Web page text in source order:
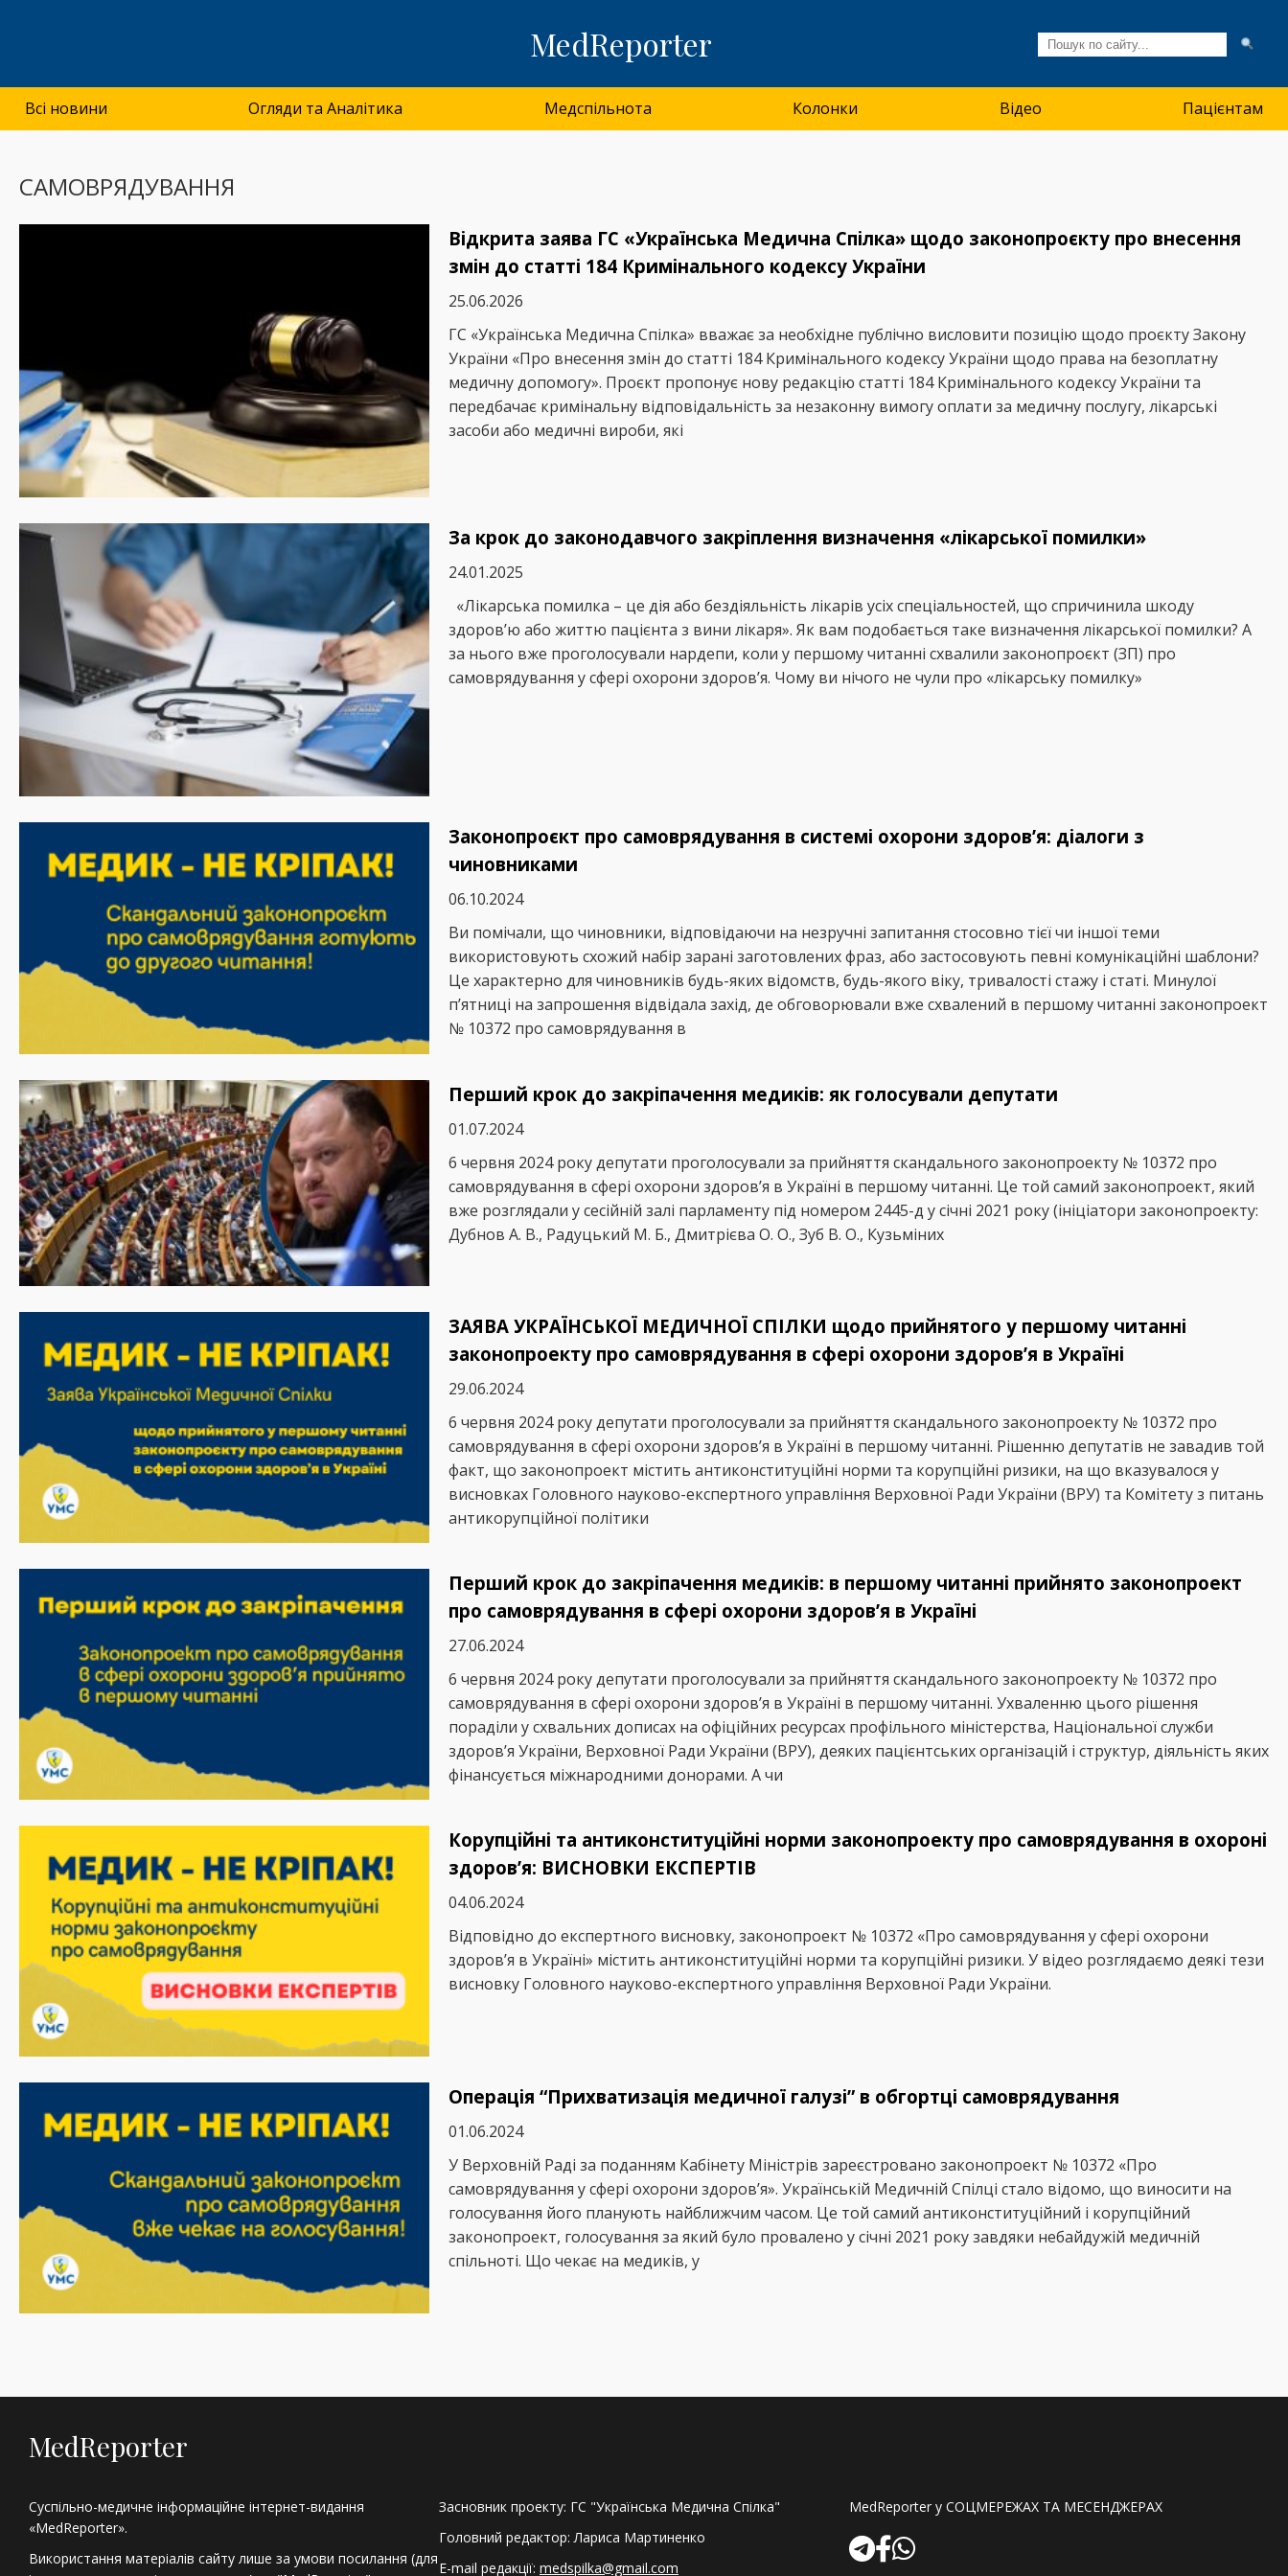
MedReporter
Всі новини Огляди та Аналітика Медспільнота Колонки Відео Пацієнтам
САМОВРЯДУВАННЯ
Відкрита заява ГС «Українська Медична Спілка» щодо законопроєкту про внесення
змін до статті 184 Кримінального кодексу України
25.06.2026
ГС «Українська Медична Спілка» вважає за необхідне публічно висловити позицію щодо проєкту Закону
України «Про внесення змін до статті 184 Кримінального кодексу України щодо права на безоплатну
медичну допомогу». Проєкт пропонує нову редакцію статті 184 Кримінального кодексу України та
передбачає кримінальну відповідальність за незаконну вимогу оплати за медичну послугу, лікарські
засоби або медичні вироби, які
За крок до законодавчого закріплення визначення «лікарської помилки»
24.01.2025
«Лікарська помилка – це дія або бездіяльність лікарів усіх спеціальностей, що спричинила шкоду
здоров’ю або життю пацієнта з вини лікаря». Як вам подобається таке визначення лікарської помилки? А
за нього вже проголосували нардепи, коли у першому читанні схвалили законопроєкт (ЗП) про
самоврядування у сфері охорони здоров’я. Чому ви нічого не чули про «лікарську помилку»
Законопроєкт про самоврядування в системі охорони здоров’я: діалоги з
чиновниками
06.10.2024
Ви помічали, що чиновники, відповідаючи на незручні запитання стосовно тієї чи іншої теми
використовують схожий набір зарані заготовлених фраз, або застосовують певні комунікаційні шаблони?
Це характерно для чиновників будь-яких відомств, будь-якого віку, тривалості стажу і статі. Минулої
п’ятниці на запрошення відвідала захід, де обговорювали вже схвалений в першому читанні законопроект
№ 10372 про самоврядування в
Перший крок до закріпачення медиків: як голосували депутати
01.07.2024
6 червня 2024 року депутати проголосували за прийняття скандального законопроекту № 10372 про
самоврядування в сфері охорони здоров’я в Україні в першому читанні. Це той самий законопроект, який
вже розглядали у сесійній залі парламенту під номером 2445-д у січні 2021 року (ініціатори законопроекту:
Дубнов А. В., Радуцький М. Б., Дмитрієва О. О., Зуб В. О., Кузьміних
ЗАЯВА УКРАЇНСЬКОЇ МЕДИЧНОЇ СПІЛКИ щодо прийнятого у першому читанні
законопроекту про самоврядування в сфері охорони здоров’я в Україні
29.06.2024
6 червня 2024 року депутати проголосували за прийняття скандального законопроекту № 10372 про
самоврядування в сфері охорони здоров’я в Україні в першому читанні. Рішенню депутатів не завадив той
факт, що законопроект містить антиконституційні норми та корупційні ризики, на що вказувалося у
висновках Головного науково-експертного управління Верховної Ради України (ВРУ) та Комітету з питань
антикорупційної політики
Перший крок до закріпачення медиків: в першому читанні прийнято законопроект
про самоврядування в сфері охорони здоров’я в Україні
27.06.2024
6 червня 2024 року депутати проголосували за прийняття скандального законопроекту № 10372 про
самоврядування в сфері охорони здоров’я в Україні в першому читанні. Ухваленню цього рішення
пораділи у схвальних дописах на офіційних ресурсах профільного міністерства, Національної служби
здоров’я України, Верховної Ради України (ВРУ), деяких пацієнтських організацій і структур, діяльність яких
фінансується міжнародними донорами. А чи
Корупційні та антиконституційні норми законопроекту про самоврядування в охороні
здоров’я: ВИСНОВКИ ЕКСПЕРТІВ
04.06.2024
Відповідно до експертного висновку, законопроект № 10372 «Про самоврядування у сфері охорони
здоров’я в Україні» містить антиконституційні норми та корупційні ризики. У відео розглядаємо деякі тези
висновку Головного науково-експертного управління Верховної Ради України.
Операція “Прихватизація медичної галузі” в обгортці самоврядування
01.06.2024
У Верховній Раді за поданням Кабінету Міністрів зареєстровано законопроект № 10372 «Про
самоврядування у сфері охорони здоров’я». Українській Медичній Спілці стало відомо, що виносити на
голосування його планують найближчим часом. Це той самий антиконституційний і корупційний
законопроект, голосування за який було провалено у січні 2021 року завдяки небайдужій медичній
спільноті. Що чекає на медиків, у
MedReporter
Суспільно-медичне інформаційне інтернет-видання
«MedReporter».
Використання матеріалів сайту лише за умови посилання (для
Засновник проекту: ГС "Українська Медична Спілка"
Головний редактор: Лариса Мартиненко
E-mail редакції: medspilka@gmail.com
MedReporter у СОЦМЕРЕЖАХ ТА МЕСЕНДЖЕРАХ